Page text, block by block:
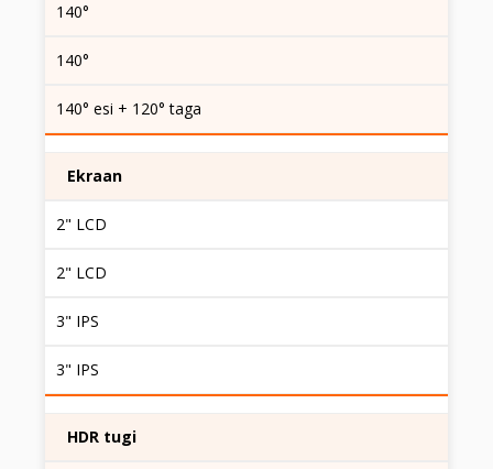
140°
140°
140° esi + 120° taga
Ekraan
2" LCD
2" LCD
3" IPS
3" IPS
HDR tugi